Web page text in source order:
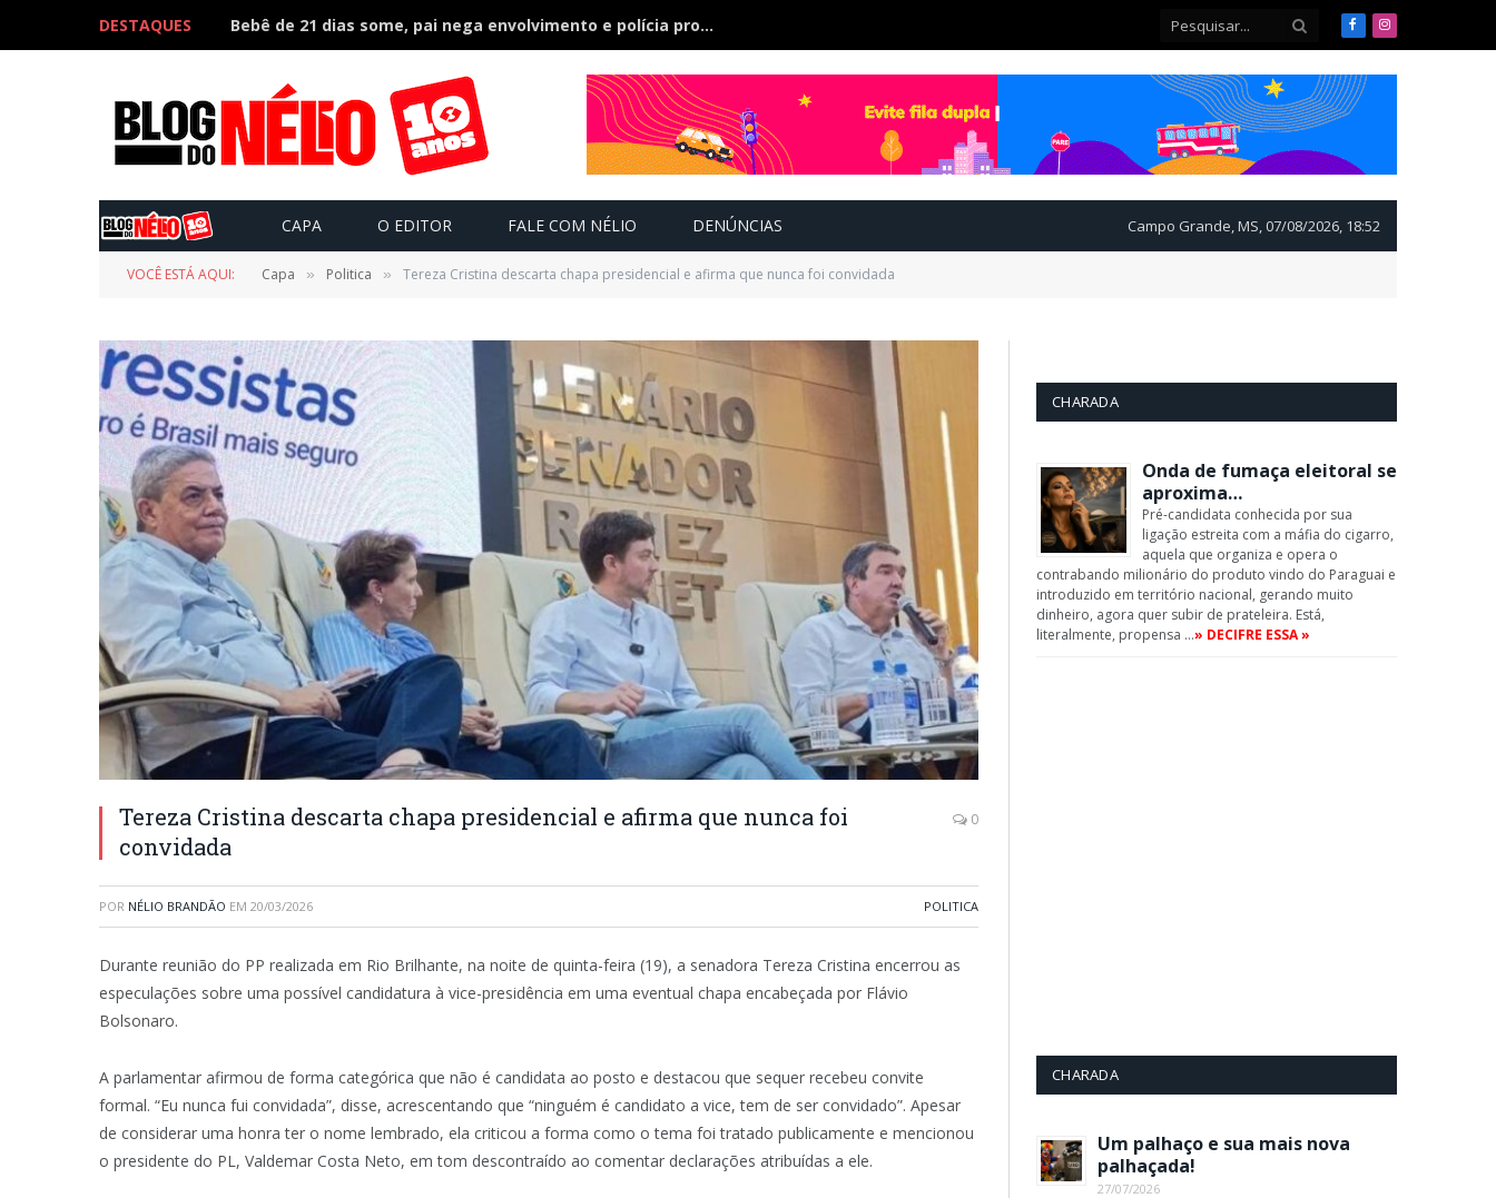
DESTAQUES Bebê de 21 dias some, pai nega envolvimento e polícia procura a criança FacebookInstagram
CAPA O EDITOR FALE COM NÉLIO DENÚNCIAS Campo Grande, MS, 07/08/2026, 18:52
VOCÊ ESTÁ AQUI: Capa » Politica » Tereza Cristina descarta chapa presidencial e afirma que nunca foi convidada
Tereza Cristina descarta chapa presidencial e afirma que nunca foi
convidada
0
POR NÉLIO BRANDÃO EM 20/03/2026 POLITICA
Durante reunião do PP realizada em Rio Brilhante, na noite de quinta-feira (19), a senadora Tereza Cristina encerrou as
especulações sobre uma possível candidatura à vice-presidência em uma eventual chapa encabeçada por Flávio
Bolsonaro.
A parlamentar afirmou de forma categórica que não é candidata ao posto e destacou que sequer recebeu convite
formal. “Eu nunca fui convidada”, disse, acrescentando que “ninguém é candidato a vice, tem de ser convidado”. Apesar
de considerar uma honra ter o nome lembrado, ela criticou a forma como o tema foi tratado publicamente e mencionou
o presidente do PL, Valdemar Costa Neto, em tom descontraído ao comentar declarações atribuídas a ele.
CHARADA
Onda de fumaça eleitoral se
aproxima…
Pré-candidata conhecida por sua
ligação estreita com a máfia do cigarro,
aquela que organiza e opera o
contrabando milionário do produto vindo do Paraguai e
introduzido em território nacional, gerando muito
dinheiro, agora quer subir de prateleira. Está,
literalmente, propensa …» DECIFRE ESSA »
CHARADA
Um palhaço e sua mais nova
palhaçada!
27/07/2026